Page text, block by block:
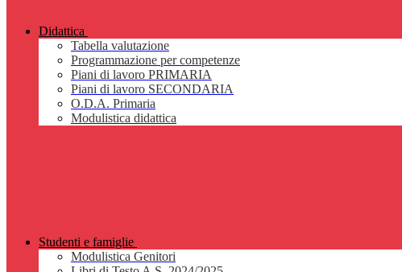
Didattica
Tabella valutazione
Programmazione per competenze
Piani di lavoro PRIMARIA
Piani di lavoro SECONDARIA
O.D.A. Primaria
Modulistica didattica
Studenti e famiglie
Modulistica Genitori